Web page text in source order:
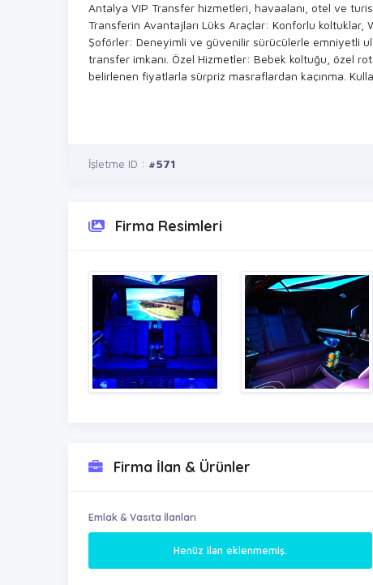
Antalya VIP Transfer hizmetleri, havaalanı, otel ve
Transferin Avantajları Lüks Araçlar: Konforlu
Şoförler: Deneyimli ve güvenilir sürücülerle emniyetli
transfer imkanı. Özel Hizmetler: Bebek koltuğu, özel
belirlenen fiyatlarla sürpriz masraflardan kaçınma.
İşletme ID : #571
Firma Resimleri
Firma İlan & Ürünler
Emlak & Vasıta İlanları
Henüz ilan eklenmemiş.